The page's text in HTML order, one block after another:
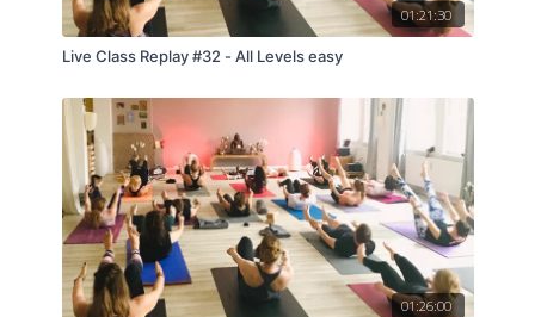
01:21:30
Live Class Replay #32 - All Levels easy
01:26:00